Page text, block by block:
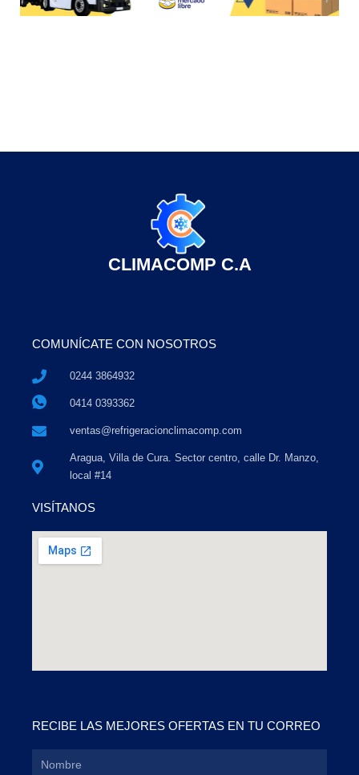
CLIMACOMP C.A
COMUNÍCATE CON NOSOTROS
0244 3864932
0414 0393362
ventas@refrigeracionclimacomp.com
Aragua, Villa de Cura. Sector centro, calle Dr. Manzo,
local #14
VISÍTANOS
RECIBE LAS MEJORES OFERTAS EN TU CORREO